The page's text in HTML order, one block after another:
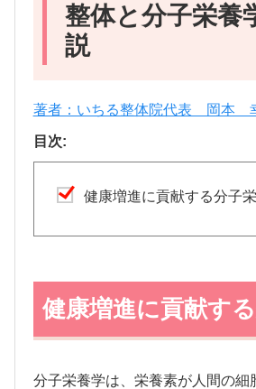
整体と分子栄養
説
著者：いちる整体院代表 岡本
目次:
健康増進に貢献する分子
健康増進に貢献す
分子栄養学は、栄養素が人間の細